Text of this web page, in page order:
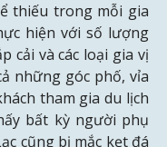
thiếu trong mỗi gia
hiện với số lượng
cải và các loại gia vị
những góc phố, vỉa
tham gia du lịch
bất kỳ người phụ
cũng bị mắc kẹt đá